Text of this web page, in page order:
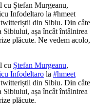
cu Ștefan Murgeanu,
Infodeltaro la #hmeet
din Sibiu. Din câte
așa încât întâlnirea
plăcute. Ne vedem acolo,
cu Ștefan Murgeanu,
Infodeltaro la #hmeet
din Sibiu. Din câte
așa încât întâlnirea
plăcute.